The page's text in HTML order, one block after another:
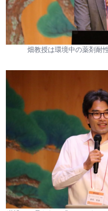
畑教授は環境中の薬剤耐